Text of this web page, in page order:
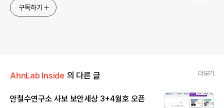
구독하기
AhnLab Inside 의 다른 글 더보기
안철수연구소 사보 보안세상 3+4월호 오픈